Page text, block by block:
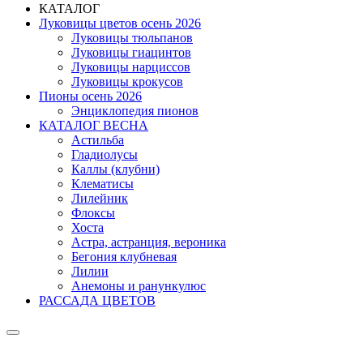
КАТАЛОГ
Луковицы цветов осень 2026
Луковицы тюльпанов
Луковицы гиацинтов
Луковицы нарциссов
Луковицы крокусов
Пионы осень 2026
Энциклопедия пионов
КАТАЛОГ ВЕСНА
Астильба
Гладиолусы
Каллы (клубни)
Клематисы
Лилейник
Флоксы
Хоста
Астра, астранция, вероника
Бегония клубневая
Лилии
Анемоны и ранункулюс
РАССАДА ЦВЕТОВ